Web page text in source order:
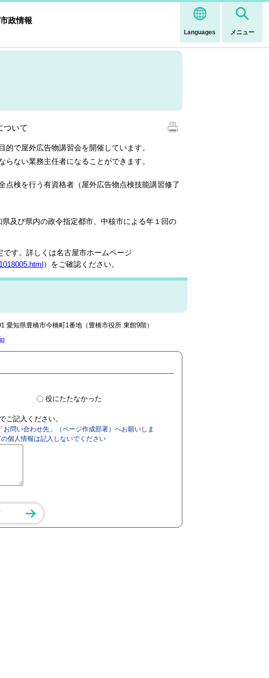
Languages メニュー
市政情報
ついて
で屋外広告物講習会を開催しています。
ない業務主任者になることができます。
点検を行う有資格者（ 屋外広告物点検技能講習修了
及び県内の政令指定都市、中核市による年１回の
す。詳しくは名古屋市ホームページ
）をご確認ください。
愛知県豊橋市今橋町1番地（豊橋市役所 東館9階）
役にたたなかった
ご記入ください。
問い合わせ先」（ページ作成部署）へお願いしま
個人情報は記入しないでください